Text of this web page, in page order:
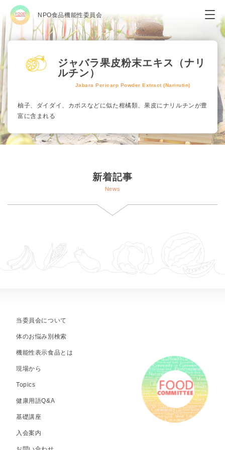
NPO食品機能性委員会
ジャバラ果皮粉末エキス（ナリ
ルチン）
Jabara Pericarp Powder Extract (Narirutin)
柚子、ダイダイ、カボスなどに似た柑橘類、果皮にナリルチンが豊
富に含まれる
新着記事
News
当委員会について
体のお悩み別検索
機能性表示食品とは
現場から
Topics
健康用語Q&A
基礎講座
入会案内